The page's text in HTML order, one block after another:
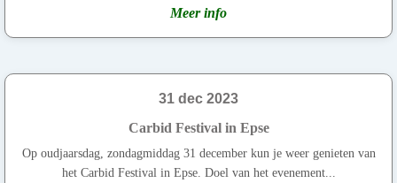
Meer info
31 dec 2023
Carbid Festival in Epse
Op oudjaarsdag, zondagmiddag 31 december kun je weer genieten van
het Carbid Festival in Epse. Doel van het evenement...